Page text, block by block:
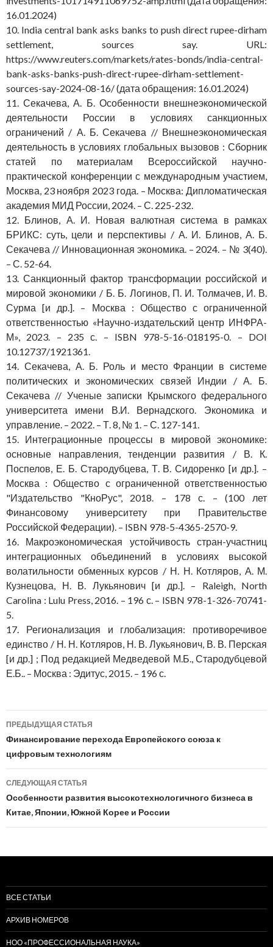
16.01.2024)
10. India central bank asks banks to push direct rupee-dirham
settlement, sources say. URL:
https://www.reuters.com/markets/rates-bonds/india-central-
bank-asks-banks-push-direct-rupee-dirham-settlement-
sources-say-2024-08-16/ (дата обращения: 16.01.2024)
11. Секачева, А. Б. Особенности внешнеэкономической
деятельности России в условиях санкционных
ограничений / А. Б. Секачева // Внешнеэкономическая
деятельность в условиях глобальных вызовов : Сборник
статей по материалам Всероссийской научно-
практической конференции с международным участием,
Москва, 23 ноября 2023 года. – Москва: Дипломатическая
академия МИД России, 2024. – С. 225-232.
12. Блинов, А. И. Новая валютная система в рамках
БРИКС: суть, цели и перспективы / А. И. Блинов, А. Б.
Секачева // Инновационная экономика. – 2024. – № 3(40).
– С. 52-64.
13. Санкционный фактор трансформации российской и
мировой экономики / Б. Б. Логинов, П. И. Толмачев, И. В.
Сурма [и др.]. – Москва : Общество с ограниченной
ответственностью «Научно-издательский центр ИНФРА-
М», 2023. – 235 с. – ISBN 978-5-16-018195-0. – DOI
10.12737/1921361.
14. Секачева, А. Б. Роль и место Франции в системе
политических и экономических связей Индии / А. Б.
Секачева // Ученые записки Крымского федерального
университета имени В.И. Вернадского. Экономика и
управление. – 2022. – Т. 8, № 1. – С. 127-141.
15. Интеграционные процессы в мировой экономике:
основные направления, тенденции развития / В. К.
Поспелов, Е. Б. Стародубцева, Т. В. Сидоренко [и др.]. –
Москва : Общество с ограниченной ответственностью
"Издательство "КноРус", 2018. – 178 с. – (100 лет
Финансовому университету при Правительстве
Российской Федерации). – ISBN 978-5-4365-2570-9.
16. Макроэкономическая устойчивость стран-участниц
интеграционных объединений в условиях высокой
волатильности обменных курсов / Н. Н. Котляров, А. М.
Кузнецова, Н. В. Лукьянович [и др.]. – Raleigh, North
Carolina : Lulu Press, 2016. – 196 с. – ISBN 978-1-326-70741-
5.
17. Регионализация и глобализация: противоречивое
единство / Н. Н. Котляров, Н. В. Лукьянович, В. В. Перская
[и др.] ; Под редакцией Медведевой М.Б., Стародубцевой
Е.Б.. – Москва : Эдитус, 2015. – 196 с.
Навигация
по
записям
ПРЕДЫДУЩАЯ СТАТЬЯ
Финансирование перехода Европейского союза к
цифровым технологиям
СЛЕДУЮЩАЯ СТАТЬЯ
Особенности развития высокотехнологичного бизнеса в
Китае, Японии, Южной Корее и России
ВСЕ СТАТЬИ
АРХИВ НОМЕРОВ
НОО «ПРОФЕССИОНАЛЬНАЯ НАУКА»